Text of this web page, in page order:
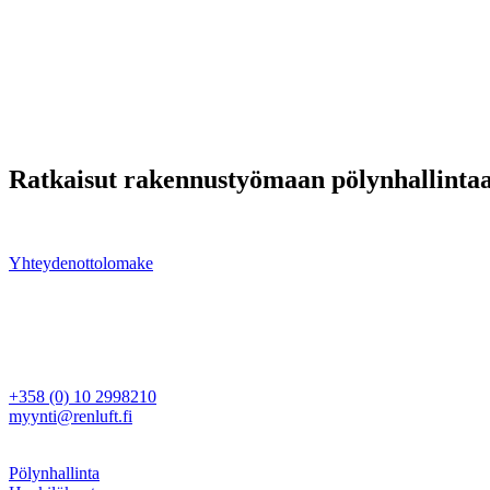
Ratkaisut rakennustyömaan
Yhteydenottolomake
+358 (0) 10 2998210
myynti@renluft.fi
Pölynhallinta